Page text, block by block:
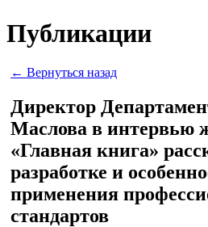
Публикации
← Вернуться назад
Директор
Маслова в интервью
«Главная книга»
разработке и
применения
стандартов